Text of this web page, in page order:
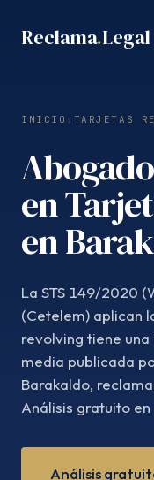
Reclama.Legal
INICIO › TARJETAS
en
en
La STS 149/2020
(Cetelem) aplican
revolving tiene una
media publicada
Barakaldo,
Análisis gratuito en
Análisis